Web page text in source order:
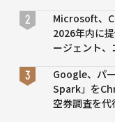
Microsoft、
2026年内に
ージェント
Google、パ
Spark」を
空券調査を代